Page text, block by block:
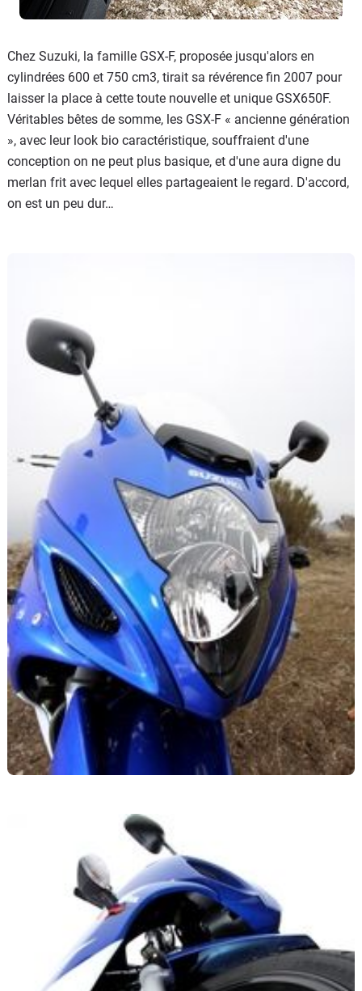
Chez Suzuki, la famille GSX-F, proposée jusqu'alors en
cylindrées 600 et 750 cm3, tirait sa révérence fin 2007 pour
laisser la place à cette toute nouvelle et unique GSX650F.
Véritables bêtes de somme, les GSX-F « ancienne génération
», avec leur look bio caractéristique, souffraient d'une
conception on ne peut plus basique, et d'une aura digne du
merlan frit avec lequel elles partageaient le regard. D'accord,
on est un peu dur…